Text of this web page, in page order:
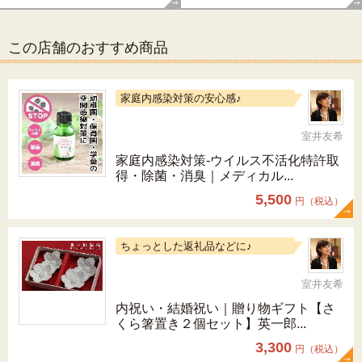
この店舗のおすすめ商品
家庭内感染対策の安心感♪
室井友希
家庭内感染対策-ウイルス不活化特許取
得・除菌・消臭｜メディカル...
5,500 円（税込）
ちょっとした返礼品などに♪
室井友希
内祝い・結婚祝い｜贈り物ギフト【さ
くら箸置き２個セット】英一郎...
3,300 円（税込）